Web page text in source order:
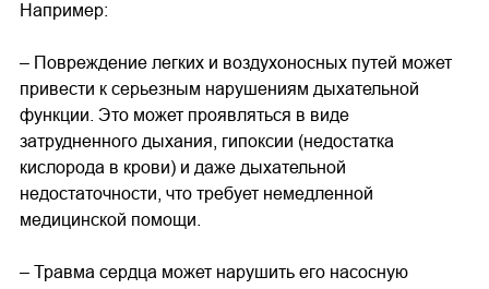
Например:
– Повреждение легких и воздухоносных путей может
привести к серьезным нарушениям дыхательной
функции. Это может проявляться в виде
затрудненного дыхания, гипоксии (недостатка
кислорода в крови) и даже дыхательной
недостаточности, что требует немедленной
медицинской помощи.
– Травма сердца может нарушить его насосную